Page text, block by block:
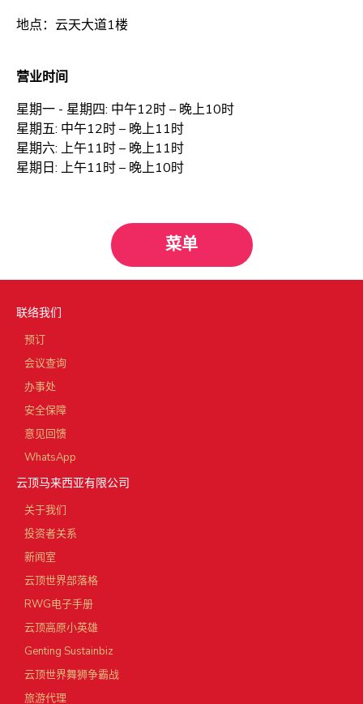
地点：云天大道1楼
营业时间
星期一 - 星期四: 中午12时 – 晚上10时
星期五: 中午12时 – 晚上11时
星期六: 上午11时 – 晚上11时
星期日: 上午11时 – 晚上10时
菜单
联络我们
预订
会议查询
办事处
安全保障
意见回馈
WhatsApp
云顶马来西亚有限公司
关于我们
投资者关系
新闻室
云顶世界部落格
RWG电子手册
云顶高原小英雄
Genting Sustainbiz
云顶世界舞狮争霸战
旅游代理